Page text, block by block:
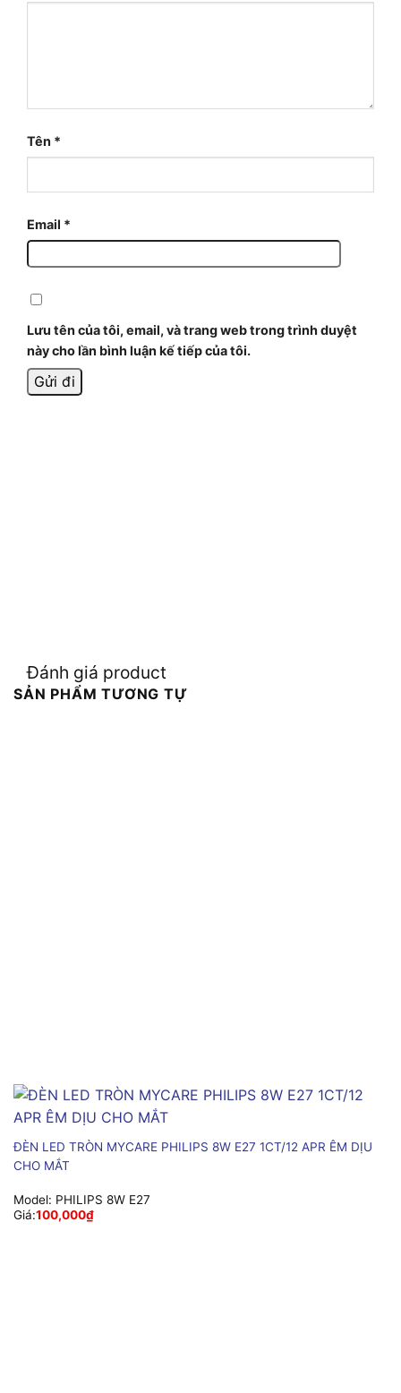
Tên *
Email *
Lưu tên của tôi, email, và trang web trong trình duyệt
này cho lần bình luận kế tiếp của tôi.
Đánh giá product
SẢN PHẨM TƯƠNG TỰ
ĐÈN LED TRÒN MYCARE PHILIPS 8W E27 1CT/12 APR ÊM DỊU
CHO MẮT
Model: PHILIPS 8W E27
Giá:100,000₫